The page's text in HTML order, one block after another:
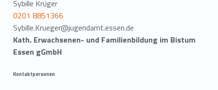
Sybille Krüger
0201 8851366
Sybille.Krueger@jugendamt.essen.de
Kath. Erwachsenen- und Familienbildung im Bistum
Essen gGmbH
Kontaktpersonen